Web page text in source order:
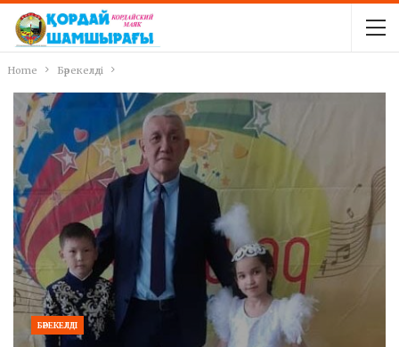
Home Бәрекелді
БӘРЕКЕЛДІ